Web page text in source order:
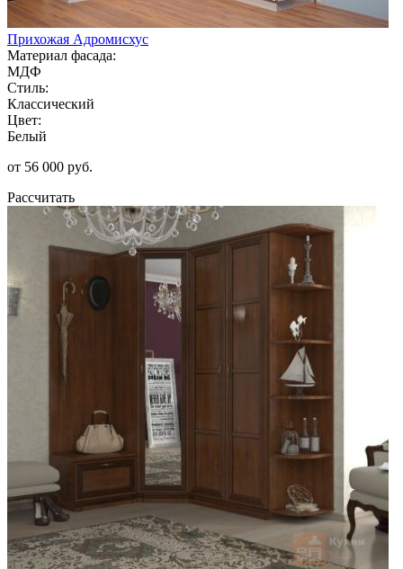
Прихожая Адромисхус
Материал фасада:
МДФ
Стиль:
Классический
Цвет:
Белый
от 56 000 руб.
Рассчитать